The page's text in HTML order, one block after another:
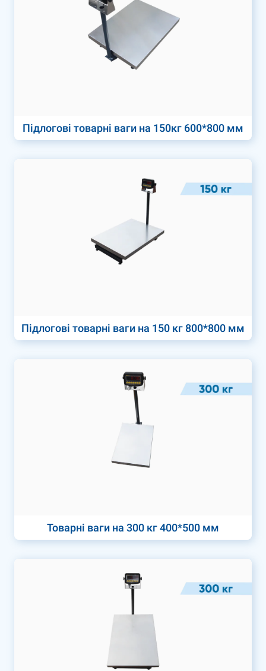
Підлогові товарні ваги на 150кг 600*800 мм
Підлогові товарні ваги на 150 кг 800*800 мм
Товарні ваги на 300 кг 400*500 мм